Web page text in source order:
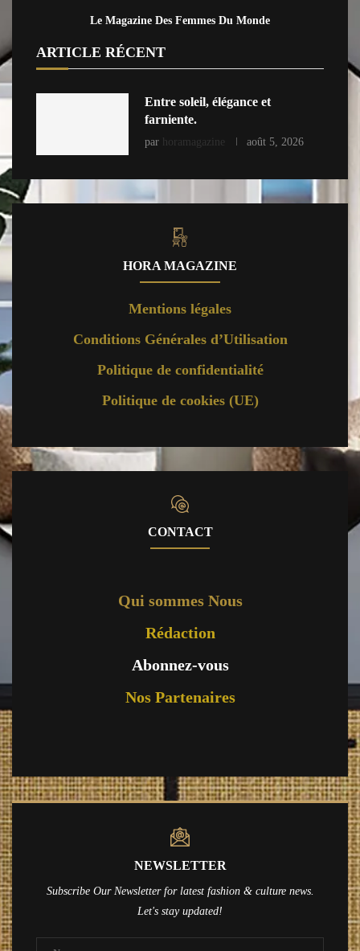
Le Magazine Des Femmes Du Monde
ARTICLE RÉCENT
Entre soleil, élégance et
farniente.
par horamagazine août 5, 2026
HORA MAGAZINE
Mentions légales
Conditions Générales d’Utilisation
Politique de confidentialité
Politique de cookies (UE)
CONTACT
Qui sommes Nous
Rédaction
Abonnez-vous
Nos Partenaires
NEWSLETTER
Subscribe Our Newsletter for latest fashion & culture news.
Let's stay updated!